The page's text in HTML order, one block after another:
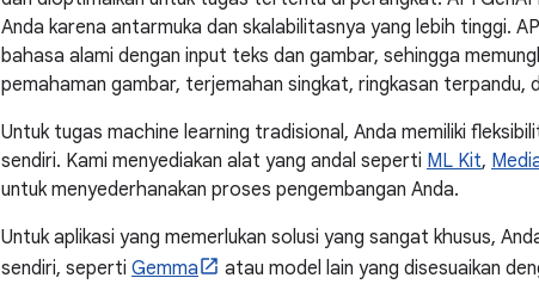
Anda karena antarmuka dan skalabilitasnya yang lebih tinggi.
bahasa alami dengan input teks dan gambar, sehingga
pemahaman gambar, terjemahan singkat, ringkasan terpandu,
Untuk tugas machine learning tradisional, Anda memiliki
sendiri. Kami menyediakan alat yang andal seperti ML Kit,
untuk menyederhanakan proses pengembangan Anda.
Untuk aplikasi yang memerlukan solusi yang sangat khusus,
sendiri, seperti Gemma
atau model lain yang disesuaikan